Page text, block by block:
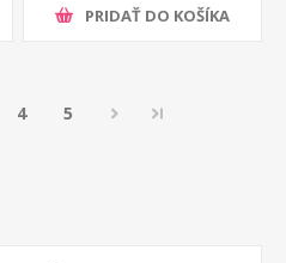
PRIDAŤ DO KOŠÍKA
4 5